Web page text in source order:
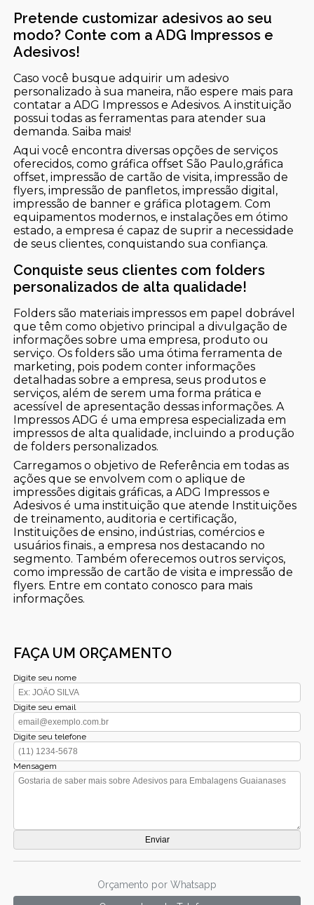
Pretende customizar adesivos ao seu
modo? Conte com a ADG Impressos e
Adesivos!
Caso você busque adquirir um adesivo
personalizado à sua maneira, não espere mais para
contatar a ADG Impressos e Adesivos. A instituição
possui todas as ferramentas para atender sua
demanda. Saiba mais!
Aqui você encontra diversas opções de serviços
oferecidos, como gráfica offset São Paulo,gráfica
offset, impressão de cartão de visita, impressão de
flyers, impressão de panfletos, impressão digital,
impressão de banner e gráfica plotagem. Com
equipamentos modernos, e instalações em ótimo
estado, a empresa é capaz de suprir a necessidade
de seus clientes, conquistando sua confiança.
Conquiste seus clientes com folders
personalizados de alta qualidade!
Folders são materiais impressos em papel dobrável
que têm como objetivo principal a divulgação de
informações sobre uma empresa, produto ou
serviço. Os folders são uma ótima ferramenta de
marketing, pois podem conter informações
detalhadas sobre a empresa, seus produtos e
serviços, além de serem uma forma prática e
acessível de apresentação dessas informações. A
Impressos ADG é uma empresa especializada em
impressos de alta qualidade, incluindo a produção
de folders personalizados.
Carregamos o objetivo de Referência em todas as
ações que se envolvem com o aplique de
impressões digitais gráficas, a ADG Impressos e
Adesivos é uma instituição que atende Instituições
de treinamento, auditoria e certificação,
Instituições de ensino, indústrias, comércios e
usuários finais., a empresa nos destacando no
segmento. Também oferecemos outros serviços,
como impressão de cartão de visita e impressão de
flyers. Entre em contato conosco para mais
informações.
FAÇA UM ORÇAMENTO
Digite seu nome
Digite seu email
Digite seu telefone
Mensagem
Orçamento por Whatsapp